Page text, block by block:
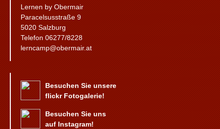
Lernen by Obermair
Paracelsusstraße 9
5020 Salzburg
Telefon 06277/8228
lerncamp@obermair.at
Besuchen Sie unsere
flickr Fotogalerie!
Besuchen Sie uns
auf Instagram!